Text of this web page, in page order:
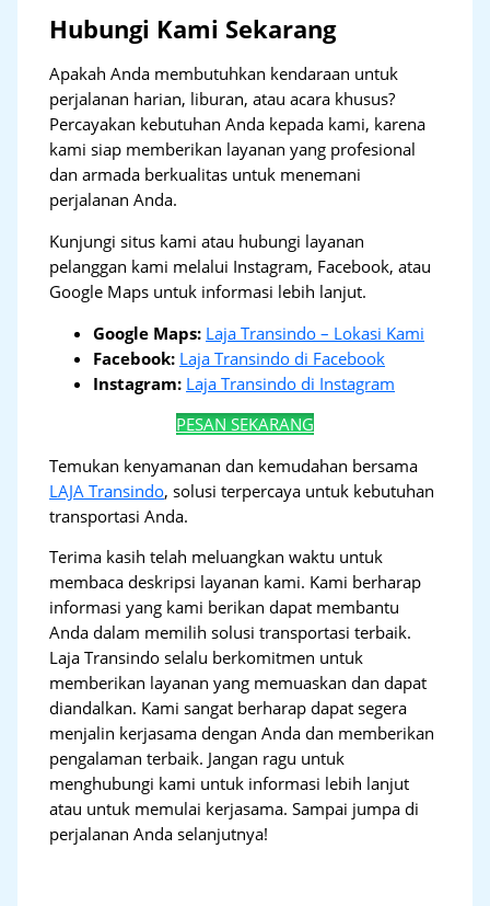
Hubungi Kami Sekarang
Apakah Anda membutuhkan kendaraan untuk
perjalanan harian, liburan, atau acara khusus?
Percayakan kebutuhan Anda kepada kami, karena
kami siap memberikan layanan yang profesional
dan armada berkualitas untuk menemani
perjalanan Anda.
Kunjungi situs kami atau hubungi layanan
pelanggan kami melalui Instagram, Facebook, atau
Google Maps untuk informasi lebih lanjut.
Google Maps: Laja Transindo – Lokasi Kami
Facebook: Laja Transindo di Facebook
Instagram: Laja Transindo di Instagram
PESAN SEKARANG
Temukan kenyamanan dan kemudahan bersama
LAJA Transindo, solusi terpercaya untuk kebutuhan
transportasi Anda.
Terima kasih telah meluangkan waktu untuk
membaca deskripsi layanan kami. Kami berharap
informasi yang kami berikan dapat membantu
Anda dalam memilih solusi transportasi terbaik.
Laja Transindo selalu berkomitmen untuk
memberikan layanan yang memuaskan dan dapat
diandalkan. Kami sangat berharap dapat segera
menjalin kerjasama dengan Anda dan memberikan
pengalaman terbaik. Jangan ragu untuk
menghubungi kami untuk informasi lebih lanjut
atau untuk memulai kerjasama. Sampai jumpa di
perjalanan Anda selanjutnya!